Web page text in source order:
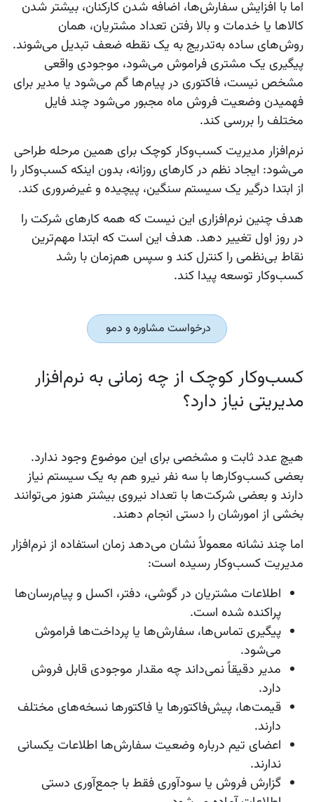
اما با افزایش سفارش‌ها، اضافه شدن کارکنان، بیشتر شدن
کالاها یا خدمات و بالا رفتن تعداد مشتریان، همان
روش‌های ساده به‌تدریج به یک نقطه ضعف تبدیل می‌شوند.
پیگیری یک مشتری فراموش می‌شود، موجودی واقعی
مشخص نیست، فاکتوری در پیام‌ها گم می‌شود یا مدیر برای
فهمیدن وضعیت فروش ماه مجبور می‌شود چند فایل
مختلف را بررسی کند.
نرم‌افزار مدیریت کسب‌وکار کوچک برای همین مرحله طراحی
می‌شود: ایجاد نظم در کارهای روزانه، بدون اینکه کسب‌وکار را
از ابتدا درگیر یک سیستم سنگین، پیچیده و غیرضروری کند.
هدف چنین نرم‌افزاری این نیست که همه کارهای شرکت را
در روز اول تغییر دهد. هدف این است که ابتدا مهم‌ترین
نقاط بی‌نظمی را کنترل کند و سپس هم‌زمان با رشد
کسب‌وکار توسعه پیدا کند.
درخواست مشاوره و دمو
کسب‌وکار کوچک از چه زمانی به نرم‌افزار
مدیریتی نیاز دارد؟
هیچ عدد ثابت و مشخصی برای این موضوع وجود ندارد.
بعضی کسب‌وکارها با سه نفر نیرو هم به یک سیستم نیاز
دارند و بعضی شرکت‌ها با تعداد نیروی بیشتر هنوز می‌توانند
بخشی از امورشان را دستی انجام دهند.
اما چند نشانه معمولاً نشان می‌دهد زمان استفاده از نرم‌افزار
مدیریت کسب‌وکار رسیده است:
اطلاعات مشتریان در گوشی، دفتر، اکسل و پیام‌رسان‌ها
پراکنده شده است.
پیگیری تماس‌ها، سفارش‌ها یا پرداخت‌ها فراموش
می‌شود.
مدیر دقیقاً نمی‌داند چه مقدار موجودی قابل فروش
دارد.
قیمت‌ها، پیش‌فاکتورها یا فاکتورها نسخه‌های مختلف
دارند.
اعضای تیم درباره وضعیت سفارش‌ها اطلاعات یکسانی
ندارند.
گزارش فروش یا سودآوری فقط با جمع‌آوری دستی